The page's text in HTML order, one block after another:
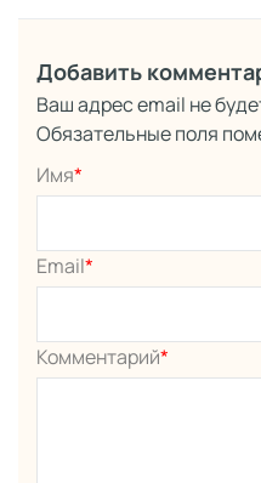
Добавить
Ваш адрес email не
Обязательные поля
Имя*
Email*
Комментарий*